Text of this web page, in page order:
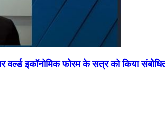
इकॉनोमिक फोरम के सत्र को किया